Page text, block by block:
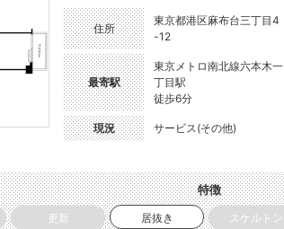
住所
東京都港区麻布台三丁目4
-12
最寄駅
東京メトロ南北線六本木一
丁目駅
徒歩6分
現況 サービス(その他)
特徴
更新 居抜き スケルトン